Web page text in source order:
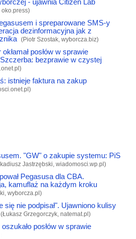
- ujawnia Citizen Lab
oko.press)
i spreparowane SMS-y
dezinformacyjna jak z
(Piotr Szostak, wyborcza.biz)
posłów w sprawie
bezprawie w czystej
)
istnieje faktura na zakup
)
"GW" o zakupie systemu: PiS
Jastrzębski, wiadomosci.wp.pl)
Pegasusa dla CBA.
kamuflaż na każdym kroku
wyborcza.pl)
się nie podpisał". Ujawniono kulisy
(Łukasz Grzegorczyk, natemat.pl)
posłów w sprawie